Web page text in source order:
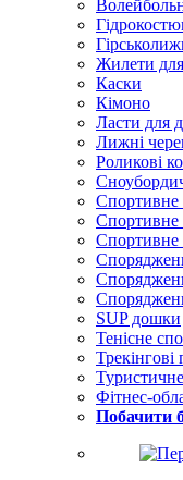
Жилети
Каски
Кімоно
Ласти для
Лижні
Роликові
Спортивне
Спортивне
Спортивне
SUP дошки
Тенісне
Трекінгові
Фітнес-
Побачити